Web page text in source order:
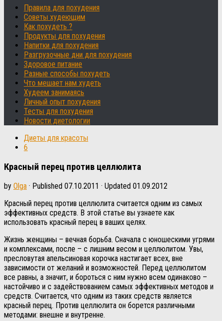
Правила для похудения
Советы худеющим
Как похудеть ?
Продукты для похудения
Напитки для похудения
Разгрузочные дни для похудения
Здоровое питание
Разные способы похудеть
Что мешает нам худеть
Худеем занимаясь
Личный опыт похудения
Тесты для похудения
Новости диетологии
Диеты для красоты
6
Красный перец против целлюлита
by Olga · Published 07.10.2011 · Updated 01.09.2012
Красный перец против целлюлита считается одним из самых
эффективных средств. В этой статье вы узнаете как
использовать красный перец в ваших целях.
Жизнь женщины – вечная борьба. Сначала с юношескими угрями
и комплексами, после – с лишним весом и целлюлитом. Увы,
пресловутая апельсиновая корочка настигает всех, вне
зависимости от желаний и возможностей. Перед целлюлитом
все равны, а значит, и бороться с ним нужно всем одинаково –
настойчиво и с задействованием самых эффективных методов и
средств. Считается, что одним из таких средств является
красный перец. Против целлюлита он борется различными
методами: внешне и внутренне.